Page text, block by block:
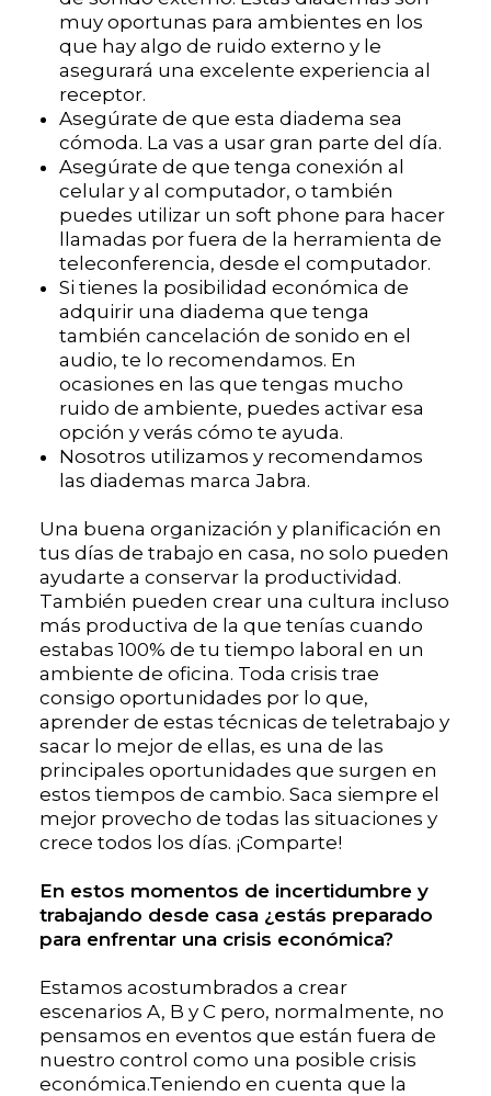
muy oportunas para ambientes en los
que hay algo de ruido externo y le
asegurará una excelente experiencia al
receptor.
Asegúrate de que esta diadema sea
cómoda. La vas a usar gran parte del día.
Asegúrate de que tenga conexión al
celular y al computador, o también
puedes utilizar un soft phone para hacer
llamadas por fuera de la herramienta de
teleconferencia, desde el computador.
Si tienes la posibilidad económica de
adquirir una diadema que tenga
también cancelación de sonido en el
audio, te lo recomendamos. En
ocasiones en las que tengas mucho
ruido de ambiente, puedes activar esa
opción y verás cómo te ayuda.
Nosotros utilizamos y recomendamos
las diademas marca Jabra.
Una buena organización y planificación en
tus días de trabajo en casa, no solo pueden
ayudarte a conservar la productividad.
También pueden crear una cultura incluso
más productiva de la que tenías cuando
estabas 100% de tu tiempo laboral en un
ambiente de oficina. Toda crisis trae
consigo oportunidades por lo que,
aprender de estas técnicas de teletrabajo y
sacar lo mejor de ellas, es una de las
principales oportunidades que surgen en
estos tiempos de cambio. Saca siempre el
mejor provecho de todas las situaciones y
crece todos los días. ¡Comparte!
En estos momentos de incertidumbre y
trabajando desde casa ¿estás preparado
para enfrentar una crisis económica?
Estamos acostumbrados a crear
escenarios A, B y C pero, normalmente, no
pensamos en eventos que están fuera de
nuestro control como una posible crisis
económica.Teniendo en cuenta que la